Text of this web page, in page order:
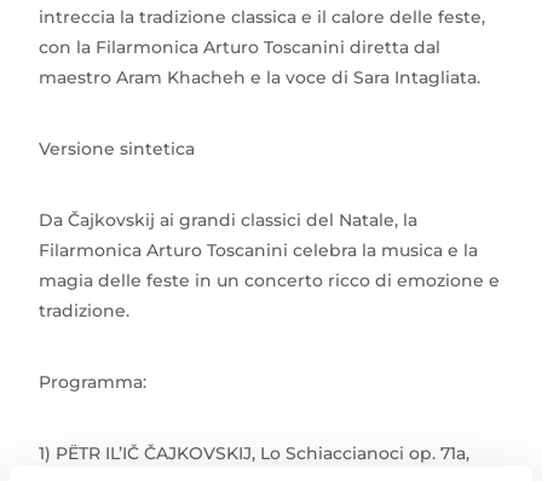
intreccia la tradizione classica e il calore delle feste,
con la Filarmonica Arturo Toscanini diretta dal
maestro Aram Khacheh e la voce di Sara Intagliata.
Versione sintetica
Da Čajkovskij ai grandi classici del Natale, la
Filarmonica Arturo Toscanini celebra la musica e la
magia delle feste in un concerto ricco di emozione e
tradizione.
Programma:
1) PËTR IL’IČ ČAJKOVSKIJ, Lo Schiaccianoci op. 71a,